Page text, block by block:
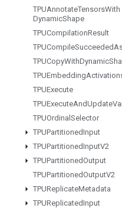
TPUAnnotateTensorsWith
DynamicShape
TPUCompilationResult
TPUCompileSucceeded
TPUCopyWithDynamic
TPUEmbedding
TPUExecute
TPUExecuteAndUpdate
TPUOrdinal Selector
TPUPartitionedInput
TPUPartitionedInputV2
TPUPartitionedOutput
TPUPartitionedOutputV2
TPUReplicateMetadata
TPUReplicatedInput